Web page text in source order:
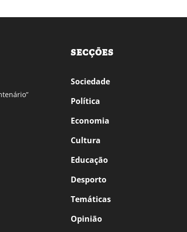
SECÇÕES
Sociedade
Política
Economia
Cultura
Educação
Desporto
Temáticas
Opinião